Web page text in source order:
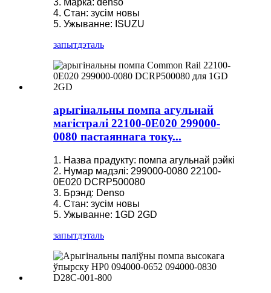
4. Стан: зусім новы
5. Ужыванне: ISUZU
запытдэталь
арыгінальны помпа агульнай
магістралі 22100-0E020 299000-
0080 пастаяннага току...
1. Назва прадукту: помпа агульнай рэйкі
2. Нумар мадэлі: 299000-0080 22100-
0E020 DCRP500080
3. Брэнд: Denso
4. Стан: зусім новы
5. Ужыванне: 1GD 2GD
запытдэталь